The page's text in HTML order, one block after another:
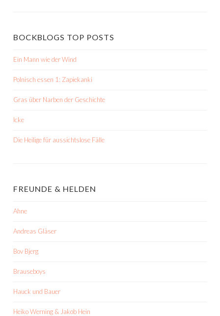
BOCKBLOGS TOP POSTS
Ein Mann wie der Wind
Polnisch essen 1: Zapiekanki
Gras über Narben der Geschichte
Icke
Die Heilige für aussichtslose Fälle
FREUNDE & HELDEN
Ahne
Andreas Gläser
Bov Bjerg
Brauseboys
Hauck und Bauer
Heiko Werning & Jakob Hein